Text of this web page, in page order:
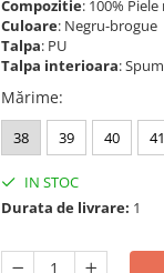
Compozitie: 100%
Culoare: Negru-brogue
Talpa: PU
Talpa interioara:
Mărime:
38 39 40 41
IN STOC
Durata de livrare: 1